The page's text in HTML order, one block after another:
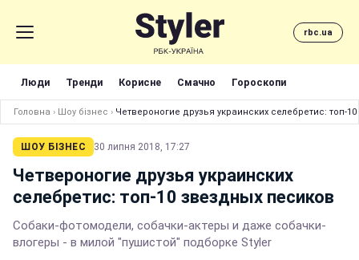
rbc.ua
Люди Тренди Корисне Смачно Гороскопи
Головна › Шоу бізнес › Четвероногие друзья украинских селебретис: топ-
ШОУ БІЗНЕС 30 липня 2018, 17:27
Четвероногие друзья украинских
селебретис: топ-10 звездных песиков
Собаки-фотомодели, собачки-актеры и даже собачки-
влогеры - в милой "пушистой" подборке Styler